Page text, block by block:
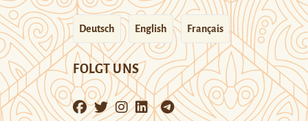
Deutsch English Français
FOLGT UNS